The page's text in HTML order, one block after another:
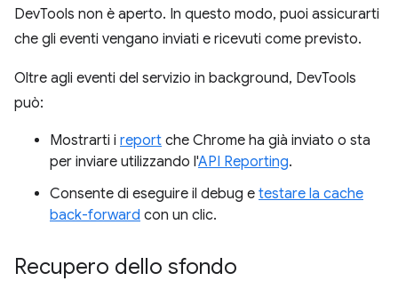
DevTools non è aperto. In questo modo, puoi assicurarti
che gli eventi vengano inviati e ricevuti come previsto.
Oltre agli eventi del servizio in background, DevTools
può:
Mostrarti i report che Chrome ha già inviato o sta
per inviare utilizzando l'API Reporting.
Consente di eseguire il debug e testare la cache
back-forward con un clic.
Recupero dello sfondo